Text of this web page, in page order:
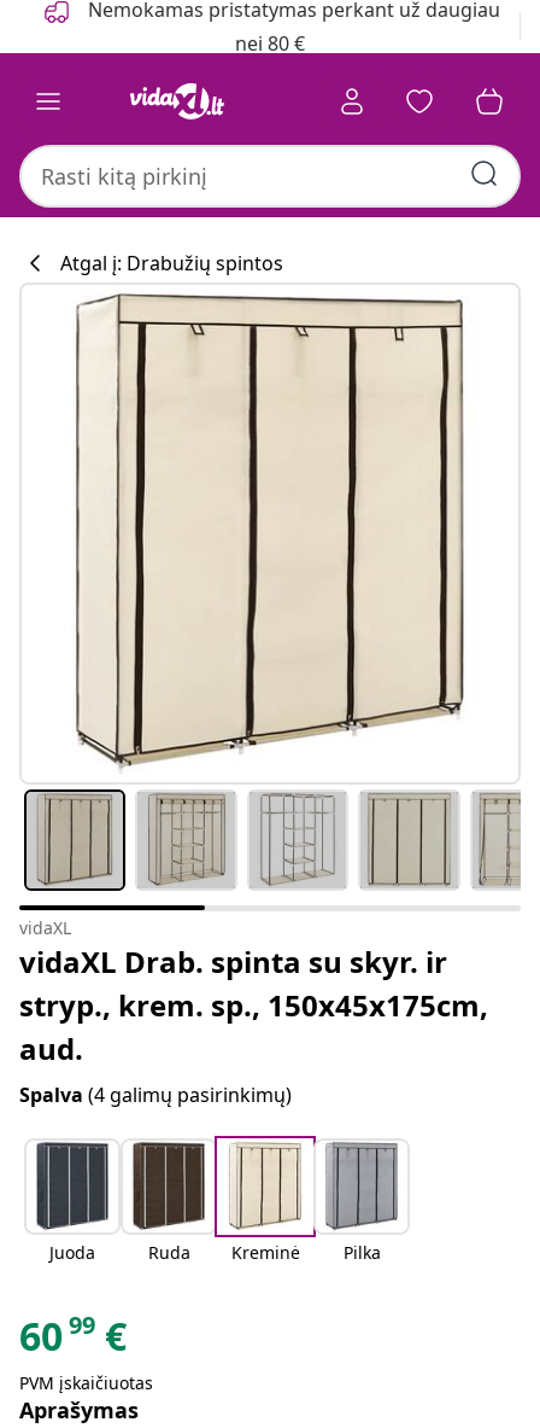
Nemokamas pristatymas perkant už daugiau
nei 80 €
Atgal į: Drabužių spintos
vidaXL
vidaXL Drab. spinta su skyr. ir
stryp., krem. sp., 150x45x175cm,
aud.
Spalva (4 galimų pasirinkimų)
Juoda Ruda Kreminė Pilka
6099 €
PVM įskaičiuotas
Aprašymas